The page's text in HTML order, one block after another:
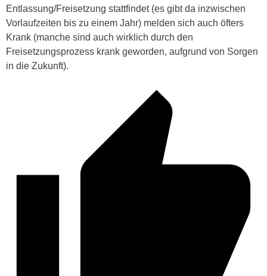
Entlassung/Freisetzung stattfindet (es gibt da inzwischen
Vorlaufzeiten bis zu einem Jahr) melden sich auch öfters
Krank (manche sind auch wirklich durch den
Freisetzungsprozess krank geworden, aufgrund von Sorgen
in die Zukunft).